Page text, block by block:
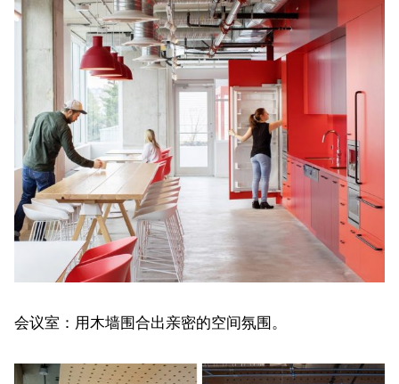
会议室：用木墙围合出亲密的空间氛围。